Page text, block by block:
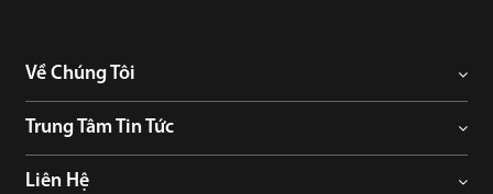
Về Chúng Tôi
Trung Tâm Tin Tức
Liên Hệ